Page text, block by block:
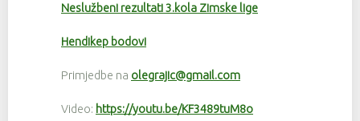
Neslužbeni rezultati 3.kola Zimske lige
Hendikep bodovi
Primjedbe na olegrajic@gmail.com
Video: https://youtu.be/KF3489tuM8o